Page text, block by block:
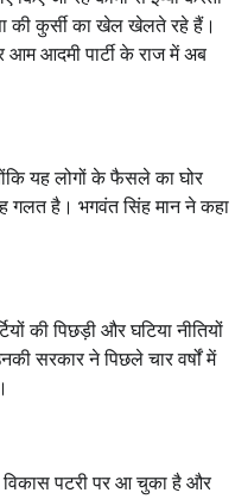
की कुर्सी का खेल खेलते रहे हैं।
आम आदमी पार्टी के राज में अब
यह लोगों के फैसले का घोर
गलत है। भगवंत सिंह मान ने कहा
की पिछड़ी और घटिया नीतियों
सरकार ने पिछले चार वर्षों में
विकास पटरी पर आ चुका है और